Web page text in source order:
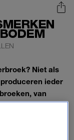
Niet als
ieder
van
want het gaat